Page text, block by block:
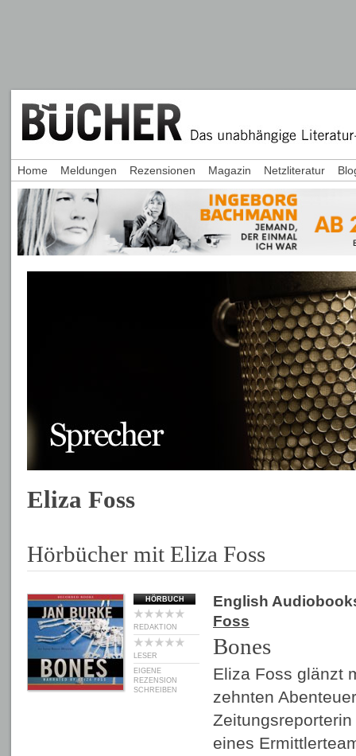
Eliza Foss
Hörbücher mit Eliza Foss
HÖRBUCH
REDAKTION
LESER
EIGENE
REZENSION
SCHREIBEN
English
Foss
Bones
Eliza Foss glänzt
zehnten
eines
Home Meldungen Rezensionen Magazin Netzliteratur